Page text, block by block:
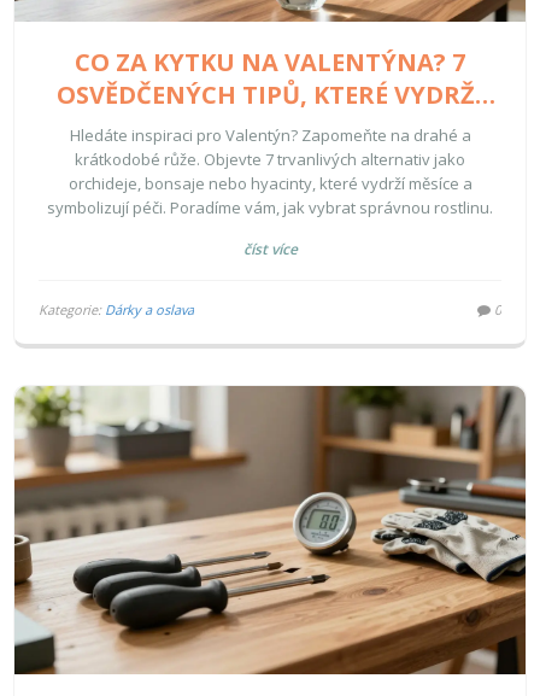
CO ZA KYTKU NA VALENTÝNA? 7
OSVĚDČENÝCH TIPŮ, KTERÉ VYDRŽÍ
DÉLE NEŽ RŮŽE
Hledáte inspiraci pro Valentýn? Zapomeňte na drahé a
krátkodobé růže. Objevte 7 trvanlivých alternativ jako
orchideje, bonsaje nebo hyacinty, které vydrží měsíce a
symbolizují péči. Poradíme vám, jak vybrat správnou rostlinu.
číst více
Kategorie: Dárky a oslava 0